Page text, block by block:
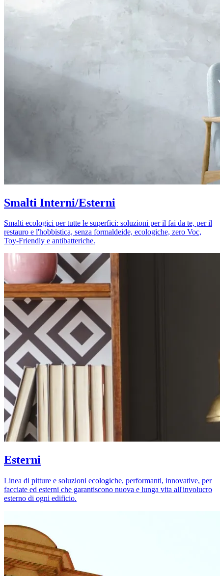
Smalti Interni/Esterni
Smalti ecologici per tutte le superfici: soluzioni per il fai da te, per il
restauro e l'hobbistica, senza formaldeide, ecologiche, zero Voc,
Toy-Friendly e antibatteriche.
Esterni
Linea di pitture e soluzioni ecologiche, performanti, innovative, per
facciate ed esterni che garantiscono nuova e lunga vita all'involucro
esterno di ogni edificio.